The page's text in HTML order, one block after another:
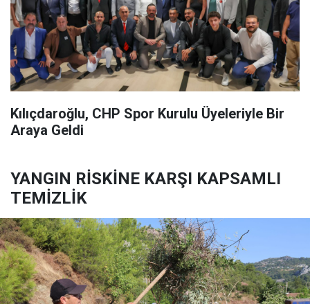
Kılıçdaroğlu, CHP Spor Kurulu Üyeleriyle Bir
Araya Geldi
YANGIN RİSKİNE KARŞI KAPSAMLI
TEMİZLİK